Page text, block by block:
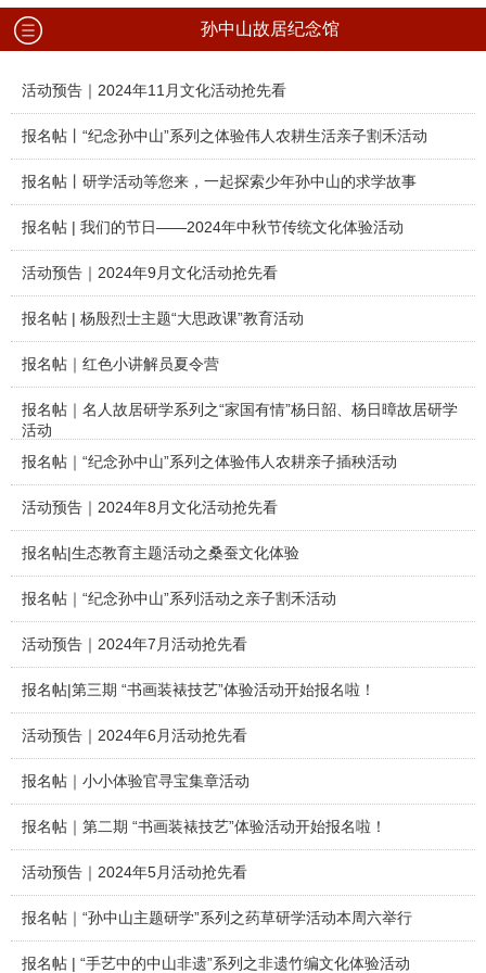
孙中山故居纪念馆
活动预告｜2024年11月文化活动抢先看
报名帖丨“纪念孙中山”系列之体验伟人农耕生活亲子割禾活动
报名帖丨研学活动等您来，一起探索少年孙中山的求学故事
报名帖 | 我们的节日——2024年中秋节传统文化体验活动
活动预告｜2024年9月文化活动抢先看
报名帖 | 杨殷烈士主题“大思政课”教育活动
报名帖｜红色小讲解员夏令营
报名帖｜名人故居研学系列之“家国有情”杨日韶、杨日暲故居研学
活动
报名帖｜“纪念孙中山”系列之体验伟人农耕亲子插秧活动
活动预告｜2024年8月文化活动抢先看
报名帖|生态教育主题活动之桑蚕文化体验
报名帖｜“纪念孙中山”系列活动之亲子割禾活动
活动预告｜2024年7月活动抢先看
报名帖|第三期 “书画装裱技艺”体验活动开始报名啦！
活动预告｜2024年6月活动抢先看
报名帖｜小小体验官寻宝集章活动
报名帖｜第二期 “书画装裱技艺”体验活动开始报名啦！
活动预告｜2024年5月活动抢先看
报名帖｜“孙中山主题研学”系列之药草研学活动本周六举行
报名帖 | “手艺中的中山非遗”系列之非遗竹编文化体验活动